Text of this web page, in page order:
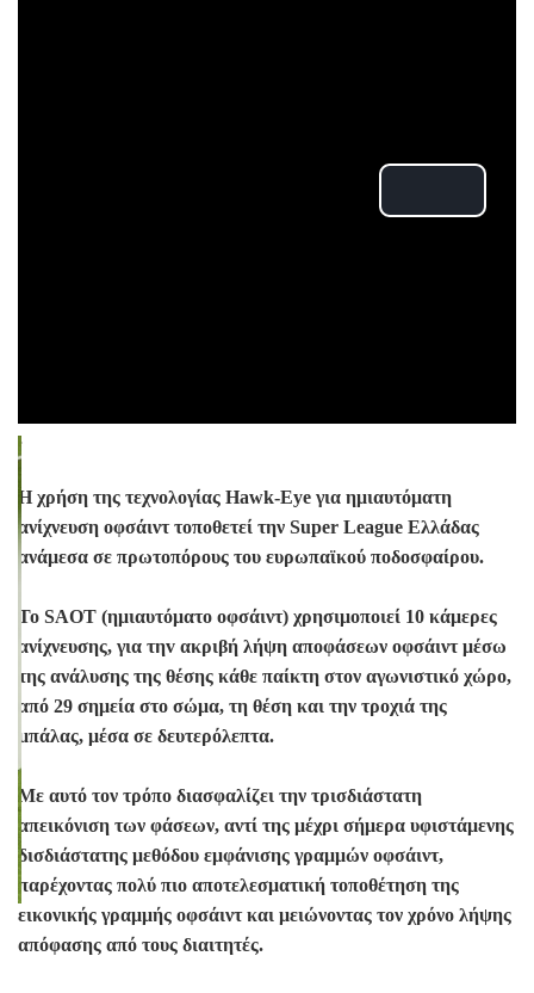
Play
.
Η χρήση της τεχνολογίας Hawk-Eye για ημιαυτόματη
ανίχνευση οφσάιντ τοποθετεί την Super League Ελλάδας
ανάμεσα σε πρωτοπόρους του ευρωπαϊκού ποδοσφαίρου.
Το SAOT (ημιαυτόματο οφσάιντ) χρησιμοποιεί 10 κάμερες
ανίχνευσης, για τηv ακριβή λήψη αποφάσεων οφσάιντ μέσω
της ανάλυσης της θέσης κάθε παίκτη στον αγωνιστικό χώρο,
από 29 σημεία στο σώμα, τη θέση και την τροχιά της
μπάλας, μέσα σε δευτερόλεπτα.
Με αυτό τον τρόπο διασφαλίζει την τρισδιάστατη
απεικόνιση των φάσεων, αντί της μέχρι σήμερα υφιστάμενης
δισδιάστατης μεθόδου εμφάνισης γραμμών οφσάιντ,
παρέχοντας πολύ πιο αποτελεσματική τοποθέτηση της
εικονικής γραμμής οφσάιντ και μειώνοντας τον χρόνο λήψης
απόφασης από τους διαιτητές.